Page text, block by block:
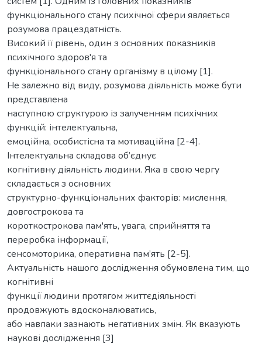
функціонального стану психічної сфери являється
розумова працездатність.
Високий її рівень, один з основних показників
психічного здоров'я та
функціонального стану організму в цілому [1].
Не залежно від виду, розумова діяльність може бути
представлена
наступною структурою із залученням психічних
функцій: інтелектуальна,
емоційна, особистісна та мотиваційна [2-4].
Інтелектуальна складова об’єднує
когнітивну діяльність людини. Яка в свою чергу
складається з основних
структурно-функціональних факторів: мислення,
довгострокова та
короткострокова пам'ять, увага, сприйняття та
переробка інформації,
сенсомоторика, оперативна пам’ять [2-5].
Актуальність нашого дослідження обумовлена тим, що
когнітивні
функції людини протягом життєдіяльності
продовжують вдосконалюватись,
або навпаки зазнають негативних змін. Як вказують
наукові дослідження [3]